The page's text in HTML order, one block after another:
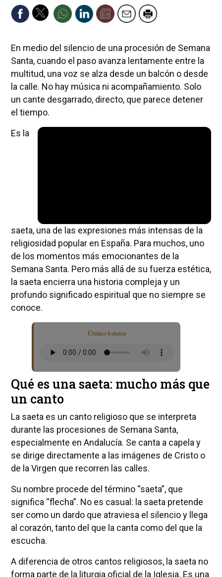
En medio del silencio de una procesión de Semana
Santa, cuando el paso avanza lentamente entre la
multitud, una voz se alza desde un balcón o desde
la calle. No hay música ni acompañamiento. Solo
un cante desgarrado, directo, que parece detener
el tiempo.
Es la
saeta, una de las expresiones más intensas de la
religiosidad popular en España. Para muchos, uno
de los momentos más emocionantes de la
Semana Santa. Pero más allá de su fuerza estética,
la saeta encierra una historia compleja y un
profundo significado espiritual que no siempre se
conoce.
Último boletín
Qué es una saeta: mucho más que
un canto
La saeta es un canto religioso que se interpreta
durante las procesiones de Semana Santa,
especialmente en Andalucía. Se canta a capela y
se dirige directamente a las imágenes de Cristo o
de la Virgen que recorren las calles.
Su nombre procede del término “saeta”, que
significa “flecha”. No es casual: la saeta pretende
ser como un dardo que atraviesa el silencio y llega
al corazón, tanto del que la canta como del que la
escucha.
A diferencia de otros cantos religiosos, la saeta no
forma parte de la liturgia oficial de la Iglesia. Es una